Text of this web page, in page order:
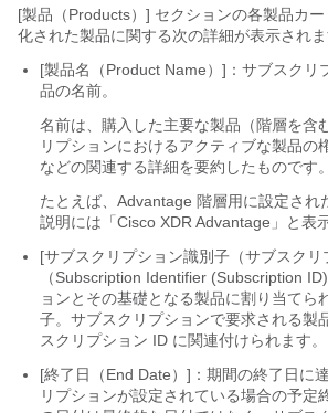
[製品（Products）] セクションの各製品カ
化された製品に関する次の詳細が表示されま
[製品名（Product Name）]：サブスクリ
品の名前。
名前は、購入した主要な製品（階層を含
リプションにおけるアクティブな製品の
などの関連する詳細を要約したものです。
たとえば、Advantage 階層用に設定され
説明には「Cisco XDR Advantage」と表
[サブスクリプション識別子（サブスクリ
（Subscription Identifier (Subscription
ョンとその基礎となる製品に割り当てら
子。 サブスクリプションで要求される製
スクリプション ID に関連付けられます。
[終了日（End Date）]：期間の終了日に
リプションが設定されている場合の予定